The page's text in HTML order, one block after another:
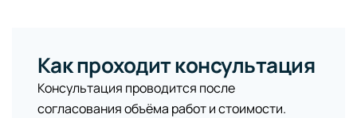
Как проходит консультация
Консультация проводится после
согласования объёма работ и стоимости.